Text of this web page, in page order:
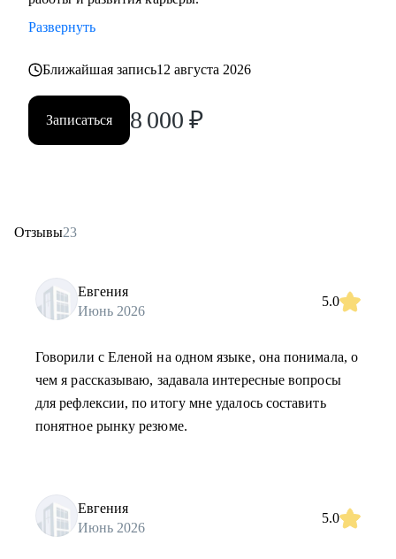
Развернуть
Ближайшая запись12 августа 2026
Записаться 8 000 ₽
Отзывы23
Евгения
Июнь 2026
5.0
Говорили с Еленой на одном языке, она понимала, о
чем я рассказываю, задавала интересные вопросы
для рефлексии, по итогу мне удалось составить
понятное рынку резюме.
Евгения
Июнь 2026
5.0